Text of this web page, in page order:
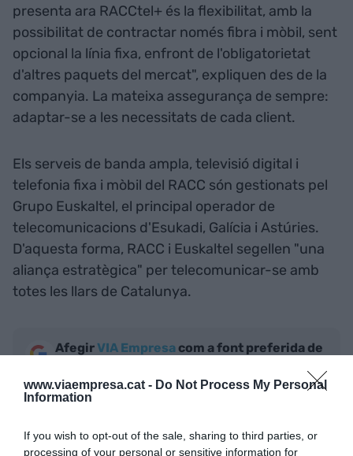
www.viaempresa.cat - Do Not Process My Personal
Information
If you wish to opt-out of the sale, sharing to third parties, or
processing of your personal or sensitive information for
presenta ara RACCtel+ és la flexibilitat, amb la
possibilitat de contractar només fibra i mòbil, sent
opcional la línia fixa, enfront de l'obligatorietat
d'altres paquets del mercat", expliquen des de la
companyia. La mateixa assegurança de sempre:
adaptar-se a les necessitats de cada client.
Els serveis de banda ampla, televisió digital i
telefonia fixa i mòbil del RACC són gestionats pel
Grupo Euskaltel, el principal operador de
telecomunicacions d'Esukadi, Galícia i Astúries.
D'aquesta forma, RACC i Euskaltel segellen "una
aliança estratègica" per telecomunicar-se amb
totes les llars de Catalunya.
AfegirVIA Empresa com a font preferida de
Estigues informat amb les últimes notícies d'actualitat
ACTIVAR ARA